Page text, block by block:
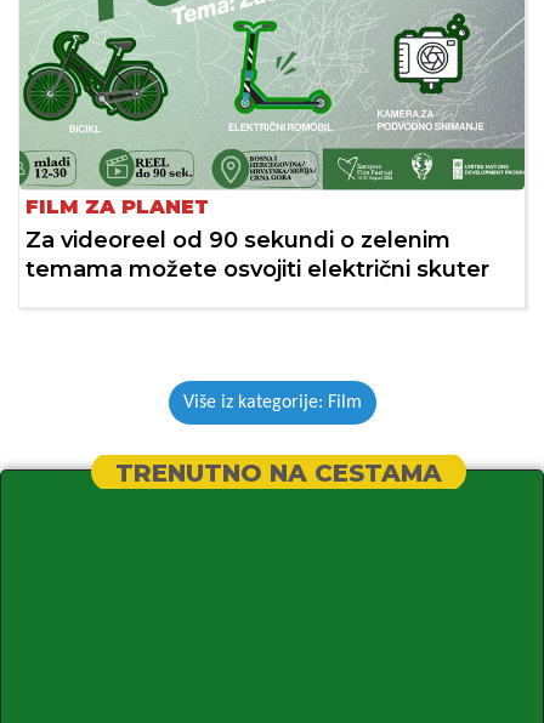
FILM ZA PLANET
Za videoreel od 90 sekundi o zelenim
temama možete osvojiti električni skuter
Više iz kategorije: Film
TRENUTNO NA CESTAMA